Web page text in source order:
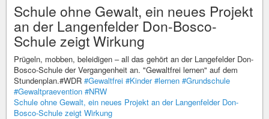
Schule ohne Gewalt, ein neues Projekt
an der Langenfelder Don-Bosco-
Schule zeigt Wirkung
Prügeln, mobben, beleidigen – all das gehört an der Langefelder Don-
Bosco-Schule der Vergangenheit an. "Gewaltfrei lernen" auf dem
Stundenplan.#WDR #Gewaltfrei #Kinder #lernen #Grundschule
#Gewaltpraevention #NRW
Schule ohne Gewalt, ein neues Projekt an der Langenfelder Don-
Bosco-Schule zeigt Wirkung